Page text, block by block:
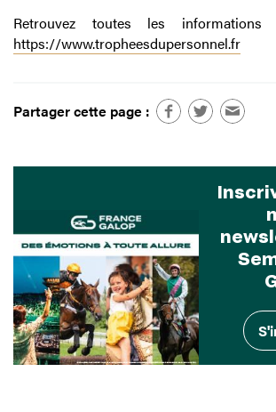
Retrouvez toutes les
https://www.tropheesdupersonnel.fr
Partager cette page :